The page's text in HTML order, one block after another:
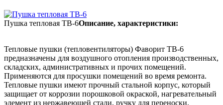
Пушка тепловая ТВ-6Описание, характеристики:
Тепловые пушки (тепловентиляторы) Фаворит ТВ-6
предназначены для воздушного отопления производственных,
складских, административных и прочих помещений.
Применяются для просушки помещений во время ремонта.
Тепловые пушки имеют прочный стальной корпус, который
защищает от коррозии порошковой окраской, нагревательный
элемент из нержавеющей стали, ручку для переноски.